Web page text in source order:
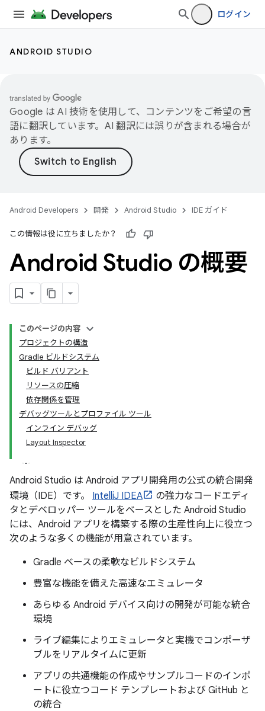
ログイン
ANDROID STUDIO
Google は AI 技術を使用して、コンテンツをご希望の言
語に翻訳しています。AI 翻訳には誤りが含まれる場合が
あります。
Android Developers 開発 Android Studio IDE ガイド
この情報は役に立ちましたか？
Android Studio の概要
このページの内容
プロジェクトの構造
Gradle ビルドシステム
ビルド バリアント
リソースの圧縮
依存関係を管理
デバッグツールとプロファイル ツール
インライン デバッグ
Layout Inspector
Android Studio は Android アプリ開発用の公式の統合開発
環境（IDE）です。 IntelliJ IDEA
の強力なコードエディ
タとデベロッパー ツールをベースとした Android Studio
には、Android アプリを構築する際の生産性向上に役立つ
次のような多くの機能が用意されています。
Gradle ベースの柔軟なビルドシステム
豊富な機能を備えた高速なエミュレータ
あらゆる Android デバイス向けの開発が可能な統合
環境
ライブ編集によりエミュレータと実機でコンポーザ
ブルをリアルタイムに更新
アプリの共通機能の作成やサンプルコードのインポ
ートに役立つコード テンプレートおよび GitHub と
の統合